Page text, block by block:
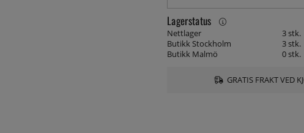
Lagerstatus
Nettlager
3 stk.
Butikk Stockholm
3 stk.
Butikk Malmö
0 stk.
GRATIS FRAKT VED